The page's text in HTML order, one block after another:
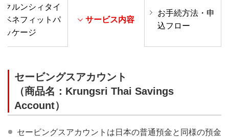
クルンシィタイ
ベネフィットパ
ッケージ
サービス内容
お手続方法・申
込フロー
セービングスアカウント
（商品名：Krungsri Thai Savings
Account）
セービングスアカウントは日本の普通預金と同様の預金